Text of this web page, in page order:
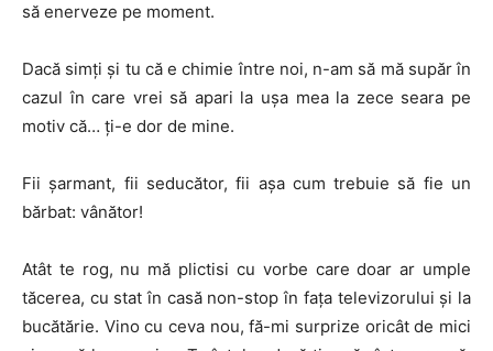
să enerveze pe moment.
Dacă simţi şi tu că e chimie între noi, n-am să mă supăr în
cazul în care vrei să apari la uşa mea la zece seara pe
motiv că… ţi-e dor de mine.
Fii şarmant, fii seducător, fii aşa cum trebuie să fie un
bărbat: vânător!
Atât te rog, nu mă plictisi cu vorbe care doar ar umple
tăcerea, cu stat în casă non-stop în faţa televizorului şi la
bucătărie. Vino cu ceva nou, fă-mi surprize oricât de mici